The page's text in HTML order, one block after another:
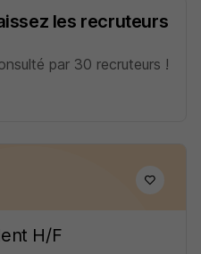
les recruteurs
par 30 recruteurs !
H/F